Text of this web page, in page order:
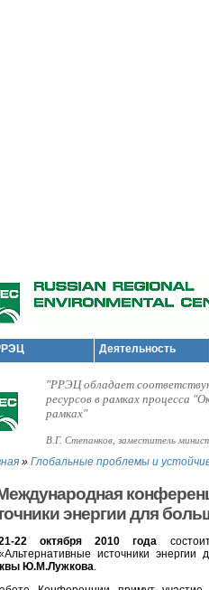
Деятельность
"РРЭЦ обладает
ресурсов в рамках процесса
рамках"
В.Г. Степанков, заместитель
» Глобальные проблемы и
энергии для
22 октября 2010 года
источники
Ю.М.Лужкова.